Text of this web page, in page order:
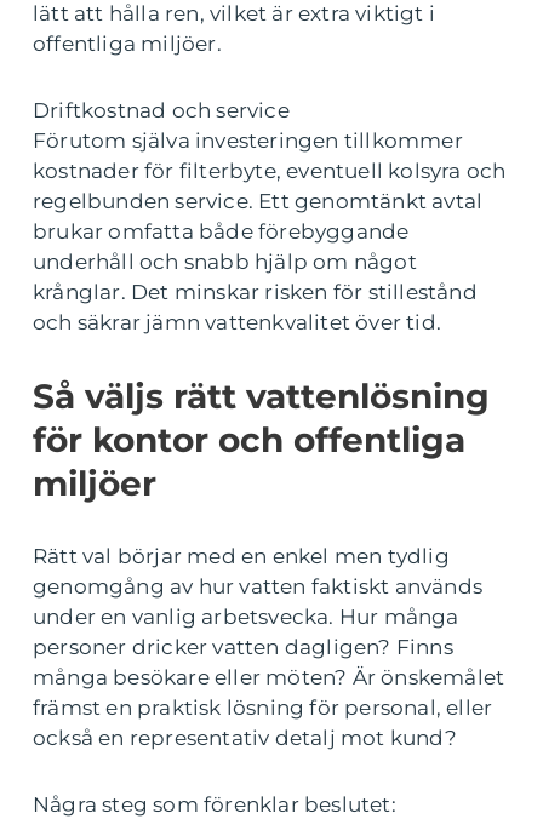
lätt att hålla ren, vilket är extra viktigt i
offentliga miljöer.
Driftkostnad och service
Förutom själva investeringen tillkommer
kostnader för filterbyte, eventuell kolsyra och
regelbunden service. Ett genomtänkt avtal
brukar omfatta både förebyggande
underhåll och snabb hjälp om något
krånglar. Det minskar risken för stillestånd
och säkrar jämn vattenkvalitet över tid.
Så väljs rätt vattenlösning
för kontor och offentliga
miljöer
Rätt val börjar med en enkel men tydlig
genomgång av hur vatten faktiskt används
under en vanlig arbetsvecka. Hur många
personer dricker vatten dagligen? Finns
många besökare eller möten? Är önskemålet
främst en praktisk lösning för personal, eller
också en representativ detalj mot kund?
Några steg som förenklar beslutet: